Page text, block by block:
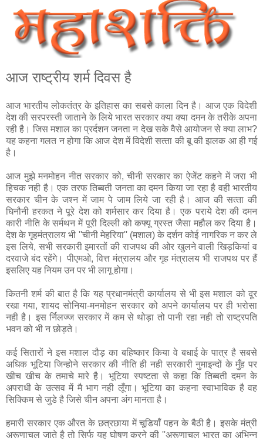
आज राष्ट्रीय शर्म दिवस है
आज भारतीय लोकतंत्र के इतिहास का सबसे काला दिन है। आज एक विदेशी
देश की सरपरस्‍ती जाताने के लिये भारत सरकार क्‍या क्‍या दमन के तरीके अपना
रही है। जिस मशाल का प्रर्दशन जनता न देख सके वैसे आयोजन से क्‍या लाभ?
यह कहना गलत न होगा कि आज देश में विदेशी सत्‍ता की बू की झलक आ ही गई
है।
आज मुझे मनमोहन नीत सरकार को, चीनी सरकार का ऐजेंट कहने में जरा भी
हिचक नही है। एक तरफ तिब्‍बती जनता का दमन किया जा रहा है वही भारतीय
सरकार चीन के जश्‍न में जाम पे जाम लिये जा रही है। आज की सत्‍ता की
घिनौनी हरकत ने पूरे देश को शर्मसार कर दिया है। एक पराये देश की दमन
कारी नीति के सर्मथन में पूरी दिल्‍ली को कफ्यू ग्रस्‍त जैसा महौल कर दिया है।
देश के गृहमंत्रालय भी ''चीनी मेहरिया'' (मशाल) के दर्शन कोई नागरिक न कर ले
इस लिये, सभी सरकारी इमारतों की राजपथ की ओर खुलने वाली खिड़कियां व
दरवाजे बंद रहेंगे। पीएमओ, वित्त मंत्रालय और गृह मंत्रालय भी राजपथ पर हैं
इसलिए यह नियम उन पर भी लागू होगा।
कितनी शर्म की बात है कि यह प्रधानमंत्री कार्यालय से भी इस मशाल को दूर
रखा गया, शायद सोनिया-मनमोहन सरकार को अपने कार्यालय पर ही भरोसा
नही है। इस र्निलज्‍ज सरकार में कम से थोड़ा तो पानी रहा नही तो राष्‍ट्रपति
भवन को भी न छोड़ते।
कई सितारों ने इस मशाल दौड़ का बहिष्‍कार किया वे बधाई के पात्र है सबसे
अधिक भूटिया जिन्‍होने सरकार की नीति ही नही सरकारी नुमाइन्‍दों के मुँह पर
खीच खीच के तमाचे मारे है। भूटिया स्‍पष्‍टता से कहा कि तिब्‍बती दमन के
अपराधी के उत्‍सव में मै भाग नही लूँगा। भूटिया का कहना स्‍वाभाविक है वह
सिक्किम से जुडे है जिसे चीन अपना अंग मानता है।
हमारी सरकार एक औरत के छत्रछाया में चूडि़यॉं पहन के बैठी है। इसके मंत्री
अरूणाचल जाते है तो सिर्फ यह घोषण करने की ''अरूणाचल भारत का अभिन्‍न